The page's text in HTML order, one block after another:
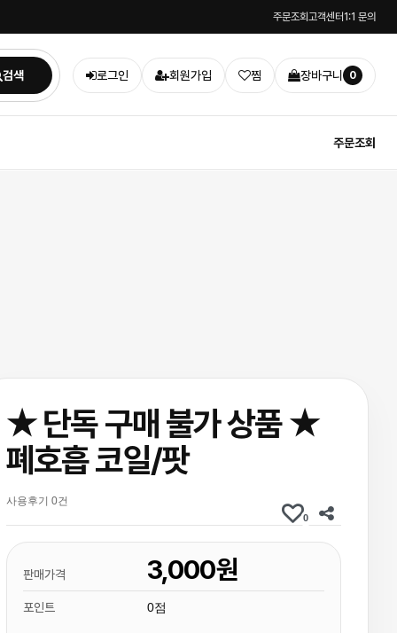
주문조회고객센터1:1 문의
검색 로그인 회원가입 찜 장바구니 0
주문조회
★ 단독 구매 불가 상품 ★
폐호흡 코일/팟
사용후기 0건
0
판매가격 3,000원
포인트 0점